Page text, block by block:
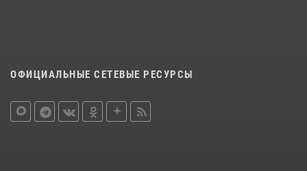
ОФИЦИАЛЬНЫЕ СЕТЕВЫЕ РЕСУРСЫ